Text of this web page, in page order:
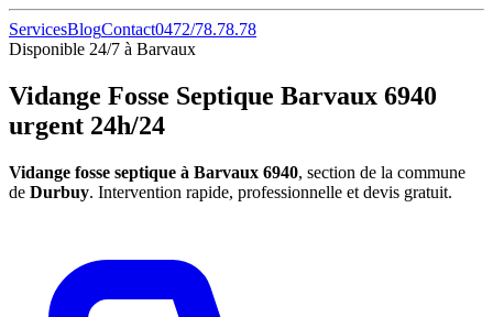
ServicesBlogContact0472/78.78.78
Disponible 24/7 à Barvaux
Vidange Fosse Septique Barvaux 6940
urgent 24h/24
Vidange fosse septique à Barvaux 6940, section de la commune
de Durbuy. Intervention rapide, professionnelle et devis gratuit.